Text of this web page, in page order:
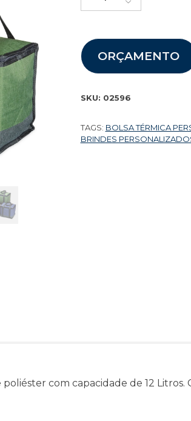
ORÇAMENTO
SKU: 02596
TAGS: BOLSA TÉRMICA
BRINDES
poliéster com capacidade de 12